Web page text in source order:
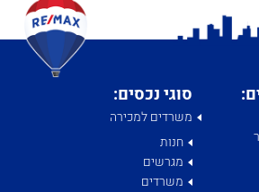
סוגי נכסים:
משרדים למכירה
חנות
מגרשים
משרדים